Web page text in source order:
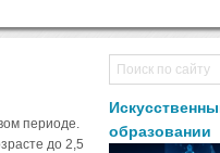
периоде.
до 2,5
образовании